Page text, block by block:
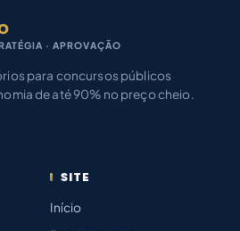
· APROVAÇÃO
para concursos públicos
de até 90% no preço cheio.
SITE
Início